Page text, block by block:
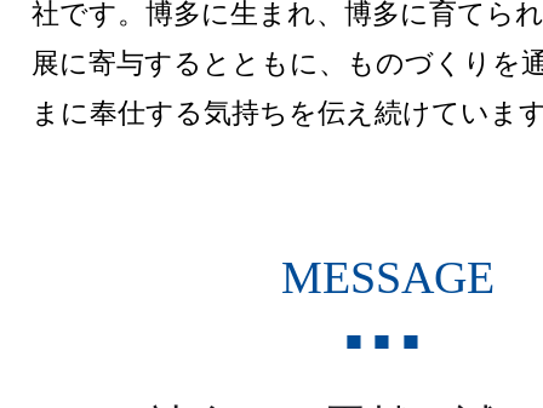
社です。博多に生まれ、博多に育てら
展に寄与するとともに、ものづくりを
まに奉仕する気持ちを伝え続けていま
MESSAGE